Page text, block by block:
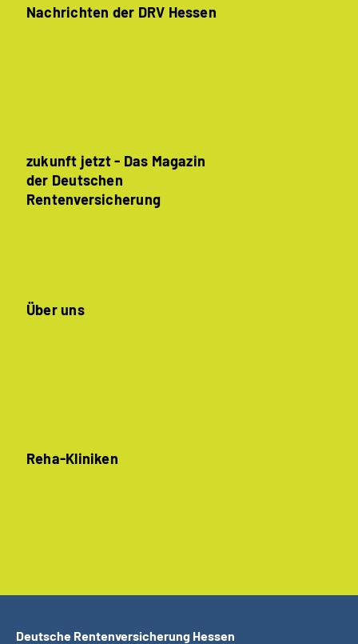
Nachrichten der DRV Hessen
zukunft jetzt - Das Magazin
der Deutschen
Rentenversicherung
Über uns
Reha-Kliniken
Deutsche Rentenversicherung Hessen